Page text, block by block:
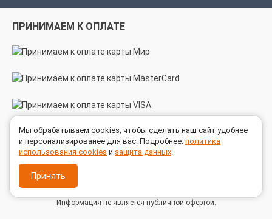
ПРИНИМАЕМ К ОПЛАТЕ
МЫ В СОЦСЕТЯХ
Информация не является публичной офертой.
Мы обрабатываем cookies, чтобы сделать наш сайт удобнее
и персонализированее для вас. Подробнее: политика
использования cookies и защита данных.
Принять